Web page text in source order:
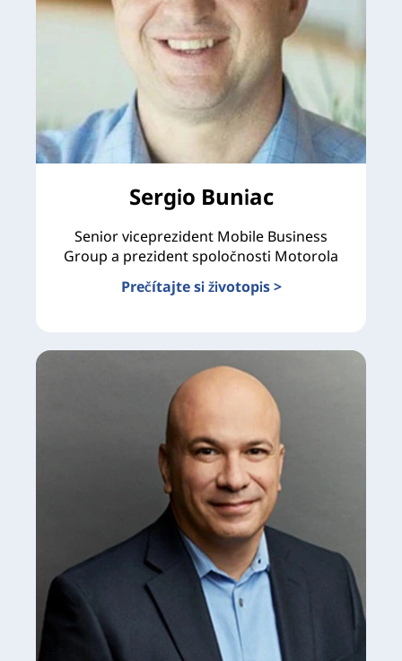
Sergio Buniac
Senior viceprezident Mobile Business
Group a prezident spoločnosti Motorola
Prečítajte si životopis >